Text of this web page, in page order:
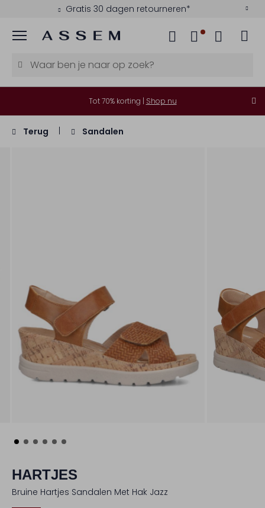
Gratis 30 dagen retourneren*
Menu
Tot 70% korting | Shop nu
Terug Sandalen
HARTJES
Bruine Hartjes Sandalen Met Hak Jazz